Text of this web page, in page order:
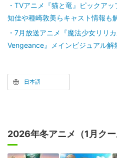
TVアニメ『猫と竜』ピックア
知佳や種崎敦美らキャスト情報も
7月放送アニメ『魔法少女リリ
Vengeance』メインビジュアル解
日本語
2026年冬アニメ（1月ク